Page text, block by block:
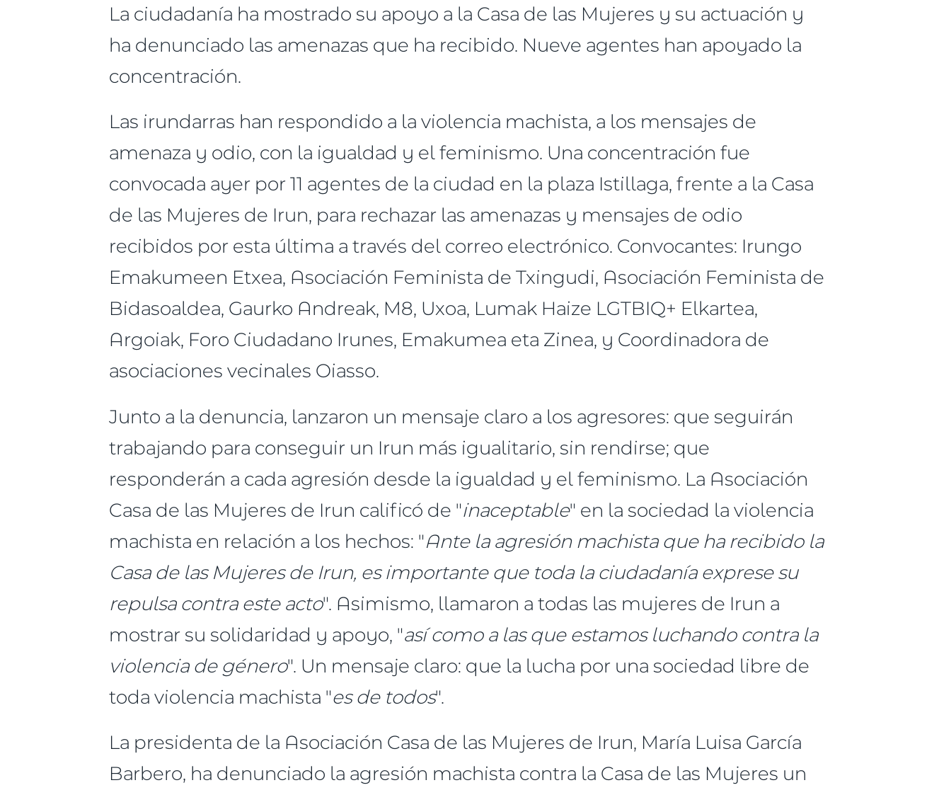
La ciudadanía ha mostrado su apoyo a la Casa de las Mujeres y su actuación y
ha denunciado las amenazas que ha recibido. Nueve agentes han apoyado la
concentración.
Las irundarras han respondido a la violencia machista, a los mensajes de
amenaza y odio, con la igualdad y el feminismo. Una concentración fue
convocada ayer por 11 agentes de la ciudad en la plaza Istillaga, frente a la Casa
de las Mujeres de Irun, para rechazar las amenazas y mensajes de odio
recibidos por esta última a través del correo electrónico. Convocantes: Irungo
Emakumeen Etxea, Asociación Feminista de Txingudi, Asociación Feminista de
Bidasoaldea, Gaurko Andreak, M8, Uxoa, Lumak Haize LGTBIQ+ Elkartea,
Argoiak, Foro Ciudadano Irunes, Emakumea eta Zinea, y Coordinadora de
asociaciones vecinales Oiasso.
Junto a la denuncia, lanzaron un mensaje claro a los agresores: que seguirán
trabajando para conseguir un Irun más igualitario, sin rendirse; que
responderán a cada agresión desde la igualdad y el feminismo. La Asociación
Casa de las Mujeres de Irun calificó de "inaceptable" en la sociedad la violencia
machista en relación a los hechos: "Ante la agresión machista que ha recibido la
Casa de las Mujeres de Irun, es importante que toda la ciudadanía exprese su
repulsa contra este acto". Asimismo, llamaron a todas las mujeres de Irun a
mostrar su solidaridad y apoyo, "así como a las que estamos luchando contra la
violencia de género". Un mensaje claro: que la lucha por una sociedad libre de
toda violencia machista "es de todos".
La presidenta de la Asociación Casa de las Mujeres de Irun, María Luisa García
Barbero, ha denunciado la agresión machista contra la Casa de las Mujeres un